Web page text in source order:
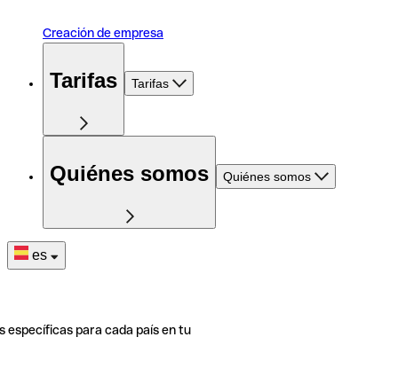
Creación de empresa
Tarifas Tarifas
Quiénes somos Quiénes somos
es
específicas para cada país en tu